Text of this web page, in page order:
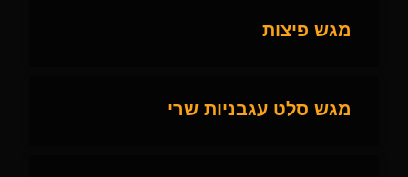
מגש פיצות
מגש סלט עגבניות שרי